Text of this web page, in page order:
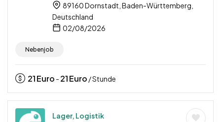
89160 Dornstadt, Baden-Württemberg,
Deutschland
02/08/2026
Nebenjob
21Euro - 21Euro / Stunde
Lager, Logistik